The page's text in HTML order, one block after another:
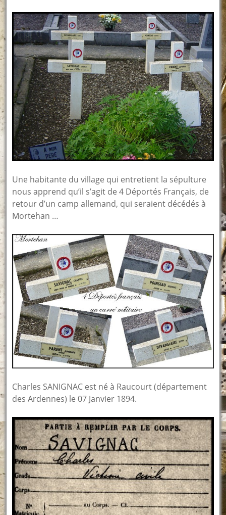
Une habitante du village qui entretient la sépulture
nous apprend qu’il s’agit de 4 Déportés Français, de
retour d’un camp allemand, qui seraient décédés à
Mortehan …
Charles SANIGNAC est né à Raucourt (département
des Ardennes) le 07 Janvier 1894.